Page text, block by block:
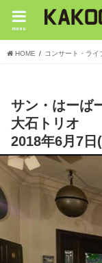
menu
HOME コンサート・ライ
サン・はーば
大石トリオ
2018年6月7日